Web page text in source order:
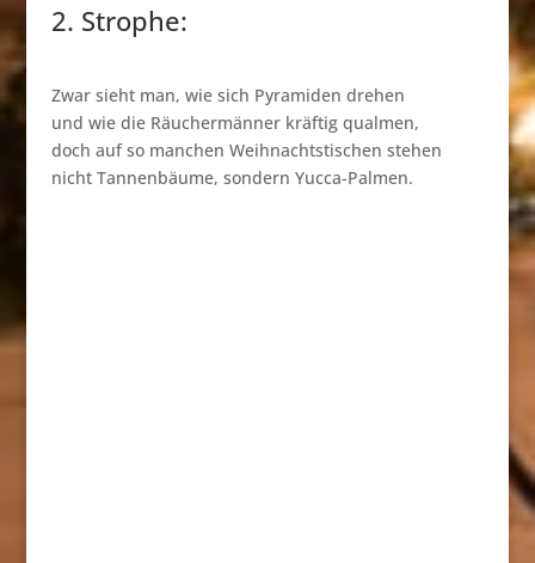
2. Strophe:
Zwar sieht man, wie sich Pyramiden drehen
und wie die Räuchermänner kräftig qualmen,
doch auf so manchen Weihnachtstischen stehen
nicht Tannenbäume, sondern Yucca-Palmen.